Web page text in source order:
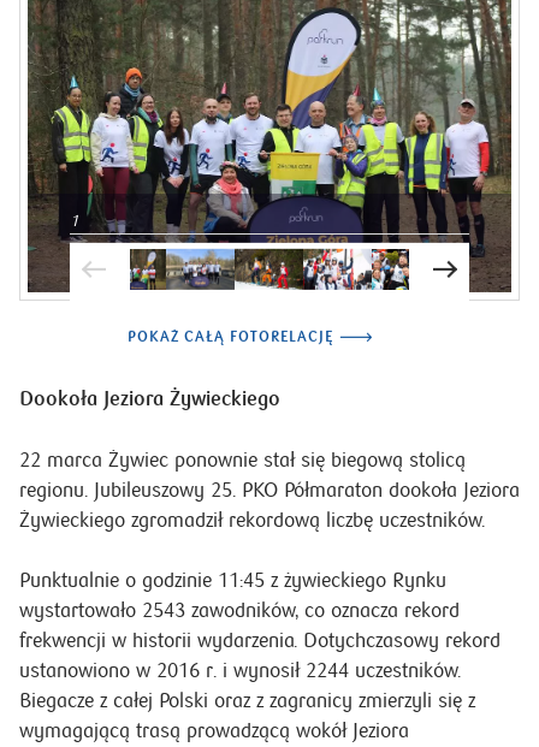
1
POKAŻ CAŁĄ FOTORELACJĘ
Dookoła Jeziora Żywieckiego
22 marca Żywiec ponownie stał się biegową stolicą
regionu. Jubileuszowy 25. PKO Półmaraton dookoła Jeziora
Żywieckiego zgromadził rekordową liczbę uczestników.
Punktualnie o godzinie 11:45 z żywieckiego Rynku
wystartowało 2543 zawodników, co oznacza rekord
frekwencji w historii wydarzenia. Dotychczasowy rekord
ustanowiono w 2016 r. i wynosił 2244 uczestników.
Biegacze z całej Polski oraz z zagranicy zmierzyli się z
wymagającą trasą prowadzącą wokół Jeziora